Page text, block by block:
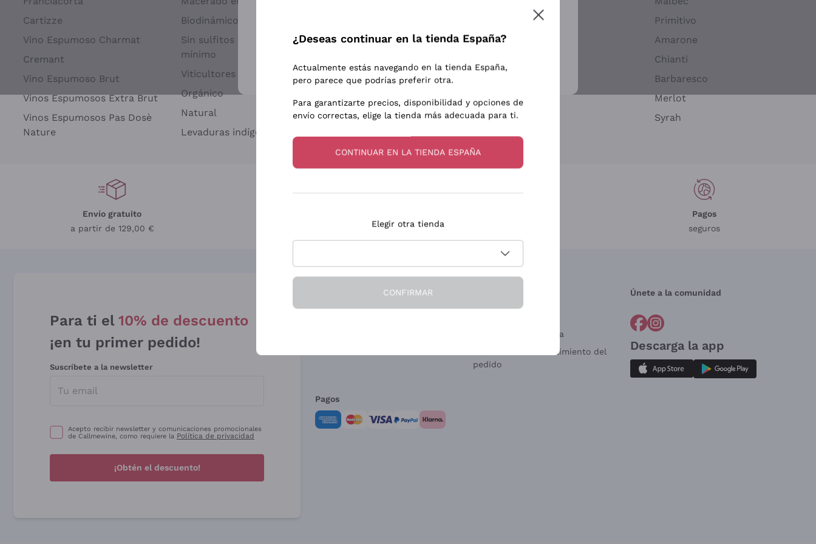
Cartizze
Vino Espumoso Charmat
Cremant
Vino Espumoso Brut
Vinos Espumosos Extra Brut
Vinos Espumosos Pas Dosè
Nature
Biodinámico
Sin sulfitos añadidos o
mínimo
Viticultores Independientes
Orgánico
Natural
Levaduras indígenas
Biondi Santi
Argiolas
Zenato
Ca' dei Frati
Sancerre
Pinot Gris
Sauvignon
Primitivo
Amarone
Chianti
Barbaresco
Merlot
Syrah
Envío gratuito
a partir de 129,00 €
Pagos
seguros
Para ti el 10% de descuento
¡en tu primer pedido!
Suscríbete a la newsletter
Acepto recibir newsletter y comunicaciones promocionales
de Callmewine, como requiere la Política de privacidad
¡Obtén el descuento!
Condiciones de Venta
Formulario de desistimiento del
pedido
Únete a la comunidad
Descarga la app
Pagos
Suscribirme
Para más información, lee nuestraPolítica de privacidad
¿Deseas continuar en la tienda España?
Actualmente estás navegando en la tienda España,
pero parece que podrías preferir otra.
Para garantizarte precios, disponibilidad y opciones de
envío correctas, elige la tienda más adecuada para ti.
CONTINUAR EN LA TIENDA ESPAÑA
Elegir otra tienda
CONFIRMAR